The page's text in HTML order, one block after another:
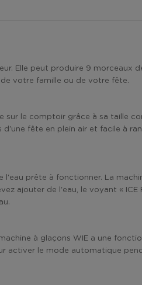
Elle peut produire 9 morceaux
votre famille ou de votre fête.
sur le comptoir grâce à sa taille
fête en plein air et facile à
prête à fonctionner. La
ajouter de l'eau, le voyant « ICE
à glaçons WIE a une
activer le mode automatique